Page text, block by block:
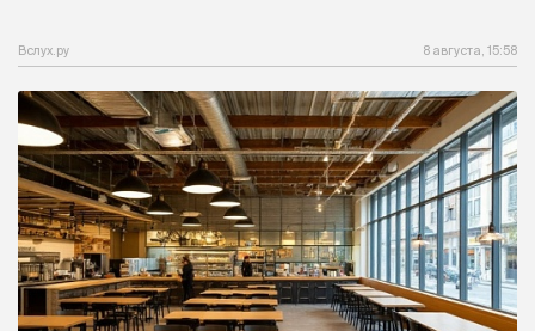
Вслух.ру 8 августа, 15:58